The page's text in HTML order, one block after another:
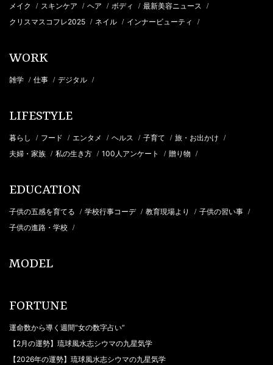
メイク / スキンケア / ヘア / ボディ / 最新美容ニュース /
クリスマスコフレ2025 / ネイル / インナービューティ /
WORK
雑学 / 仕事 / デジタル /
LIFESTYLE
暮らし / フード / エンタメ / ヘルス / 子育て / 旅・お出かけ /
夫婦・家族 / 私の生き方 / 100人アンケート / 贈り物 /
EDUCATION
子供の五感を育てる / 学校行事コーデ / 教育現場より / 子供の習い事 /
子供の進路・学校 /
MODEL
FORTUNE
運命数から導く週間“女の数字占い”
【2月の運勢】琉球風水志シウマの九星気学
【2026年の運勢】琉球風水志シウマの九星気学